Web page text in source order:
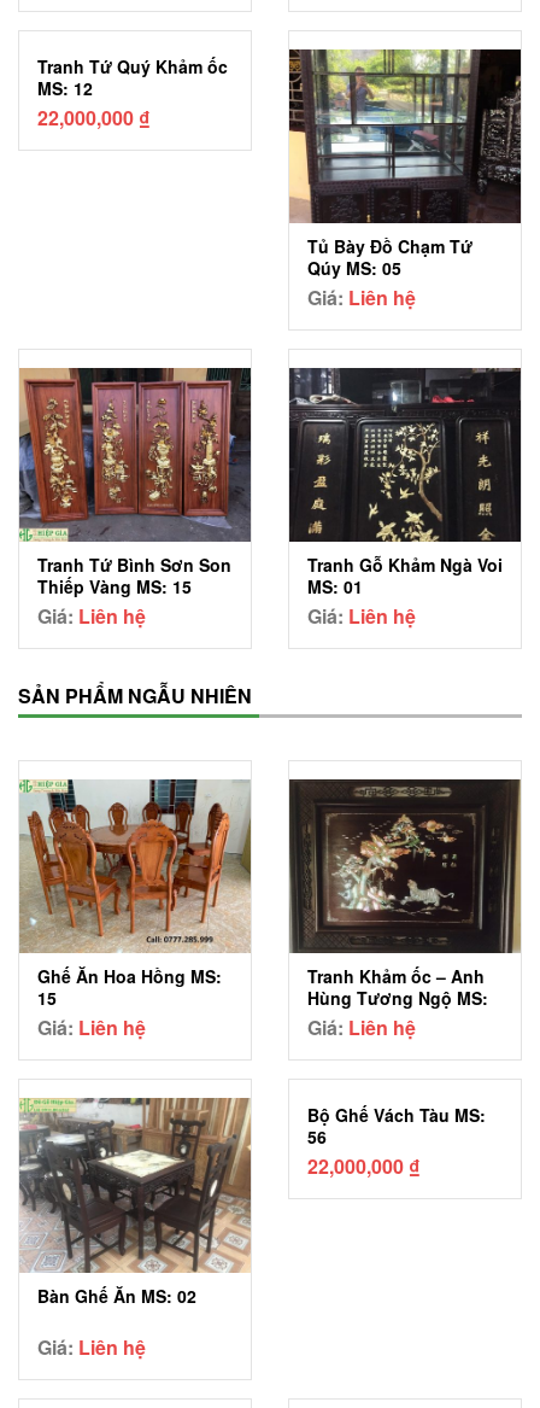
Tranh Tứ Quý Khảm ốc
MS: 12
22,000,000 ₫
Tủ Bày Đồ Chạm Tứ
Qúy MS: 05
Giá: Liên hệ
Tranh Tứ Bình Sơn Son
Thiếp Vàng MS: 15
Giá: Liên hệ
Tranh Gỗ Khảm Ngà Voi
MS: 01
Giá: Liên hệ
SẢN PHẨM NGẪU NHIÊN
Ghế Ăn Hoa Hồng MS:
15
Giá: Liên hệ
Tranh Khảm ốc – Anh
Hùng Tương Ngộ MS:
03
Giá: Liên hệ
Bàn Ghế Ăn MS: 02
Giá: Liên hệ
Bộ Ghế Vách Tàu MS:
56
22,000,000 ₫